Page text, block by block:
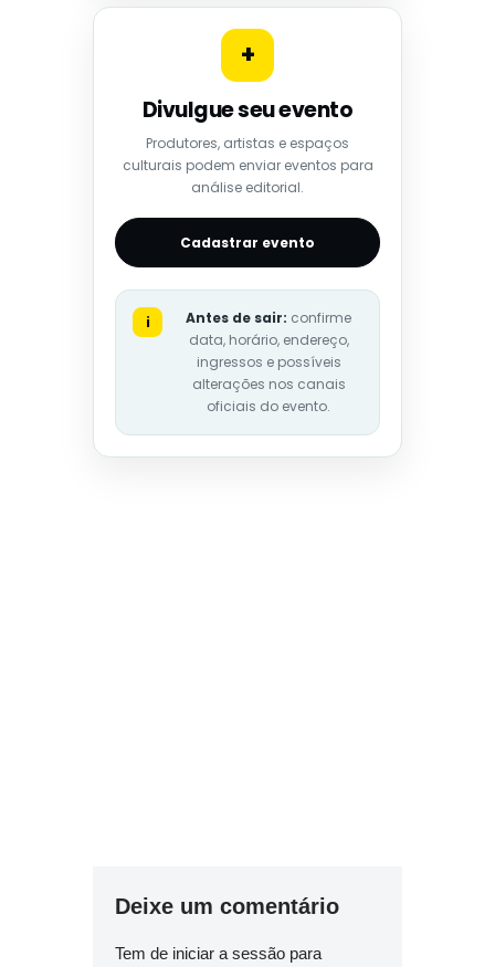
+
Divulgue seu evento
Produtores, artistas e espaços
culturais podem enviar eventos para
análise editorial.
Cadastrar evento
i Antes de sair: confirme
data, horário, endereço,
ingressos e possíveis
alterações nos canais
oficiais do evento.
Deixe um comentário
Tem de iniciar a sessão para